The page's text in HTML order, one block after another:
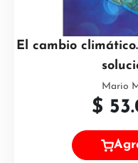
El cambio
Mario
$